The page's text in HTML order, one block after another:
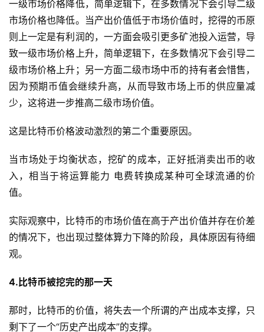
一级市场价格降低，简单逻辑下，在多数情况下会引导二级
市场价格也降低。当产出价值低于市场价值时，挖得的币原
则上一定是有利润的，一方面会吸引更多矿池投入运营，导
致一级市场价格上升，简单逻辑下，在多数情况下会引导二
级市场价格上升；另一方面二级市场中币的持有者会惜售，
因为预期币值会继续升高，从而导致市场上币的供应量减
少，这将进一步推高二级市场价值。
这是比特币价格波动激烈的第二个重要原因。
当市场处于均衡状态，挖矿的成本，正好抵消卖出币的收
入，相当于将运算能力 电费转换成某种可全球流通的价
值。
实际观察中，比特币的市场价值在高于产出价值并存在价差
的情况下，也出现过整体算力下降的阶段，具体原因有待细
观。
4.比特币被挖完的那一天
那时，比特币的价值，将失去一个所谓的产出成本支撑，只
剩下了一个“历史产出成本”的支撑。